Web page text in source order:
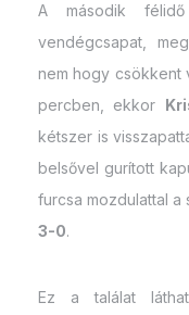
A második
vendégcsapat,
nem hogy csökkent
percben, ekkor
kétszer is
belsővel gurított
furcsa mozdulattal a
3-0.
Ez a találat